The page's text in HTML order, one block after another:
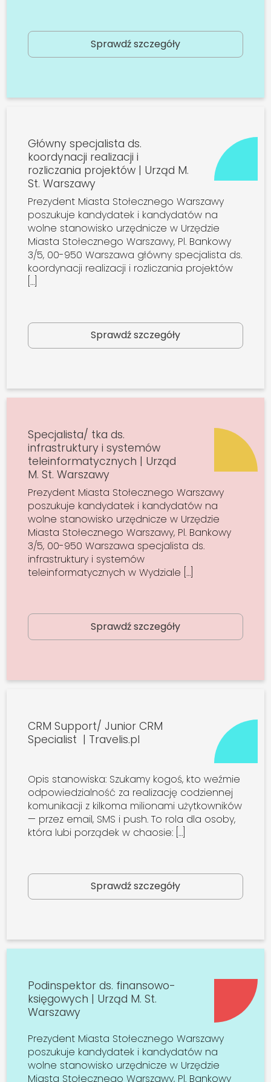
Sprawdź szczegóły
Główny specjalista ds.
koordynacji realizacji i
rozliczania projektów | Urząd M.
St. Warszawy
Prezydent Miasta Stołecznego Warszawy
poszukuje kandydatek i kandydatów na
wolne stanowisko urzędnicze w Urzędzie
Miasta Stołecznego Warszawy, Pl. Bankowy
3/5, 00-950 Warszawa główny specjalista ds.
koordynacji realizacji i rozliczania projektów
[…]
Sprawdź szczegóły
Specjalista/ tka ds.
infrastruktury i systemów
teleinformatycznych | Urząd
M. St. Warszawy
Prezydent Miasta Stołecznego Warszawy
poszukuje kandydatek i kandydatów na
wolne stanowisko urzędnicze w Urzędzie
Miasta Stołecznego Warszawy, Pl. Bankowy
3/5, 00-950 Warszawa specjalista ds.
infrastruktury i systemów
teleinformatycznych w Wydziale […]
Sprawdź szczegóły
CRM Support/ Junior CRM
Specialist | Travelis.pl
Opis stanowiska: Szukamy kogoś, kto weźmie
odpowiedzialność za realizację codziennej
komunikacji z kilkoma milionami użytkowników
— przez email, SMS i push. To rola dla osoby,
która lubi porządek w chaosie: […]
Sprawdź szczegóły
Podinspektor ds. finansowo-
księgowych | Urząd M. St.
Warszawy
Prezydent Miasta Stołecznego Warszawy
poszukuje kandydatek i kandydatów na
wolne stanowisko urzędnicze w Urzędzie
Miasta Stołecznego Warszawy, Pl. Bankowy